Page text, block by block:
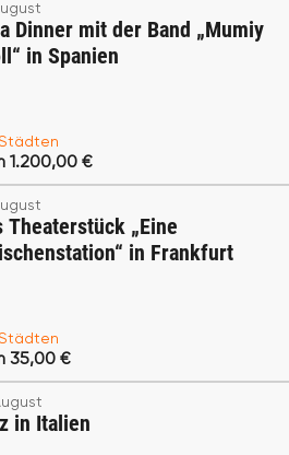
Dinner mit der Band „Mumiy
in Spanien
Städten
1.200,00 €
Theaterstück „Eine
in Frankfurt
Städten
35,00 €
in Italien